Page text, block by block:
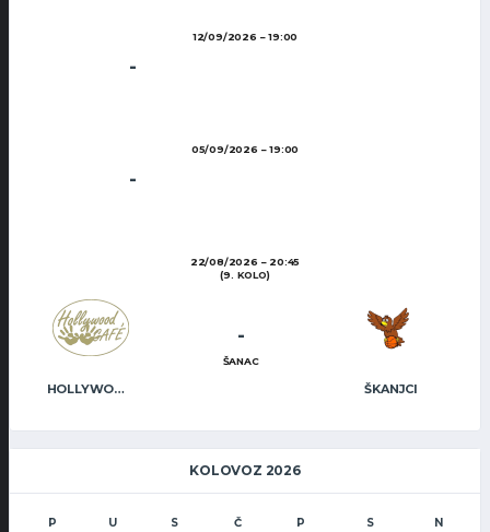
12/09/2026 19:00
-
05/09/2026 19:00
-
22/08/2026
20:45
(9. KOLO)
HOLLYWOOD CAFÉ ŠKANJCI
-
ŠANAC
KOLOVOZ 2026
P U S Č P S N